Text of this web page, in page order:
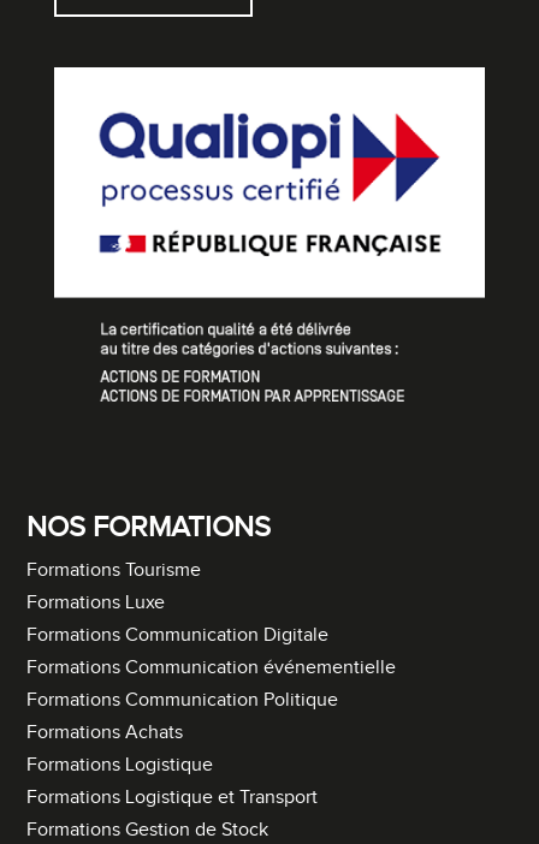
NOS FORMATIONS
Formations Tourisme
Formations Luxe
Formations Communication Digitale
Formations Communication événementielle
Formations Communication Politique
Formations Achats
Formations Logistique
Formations Logistique et Transport
Formations Gestion de Stock